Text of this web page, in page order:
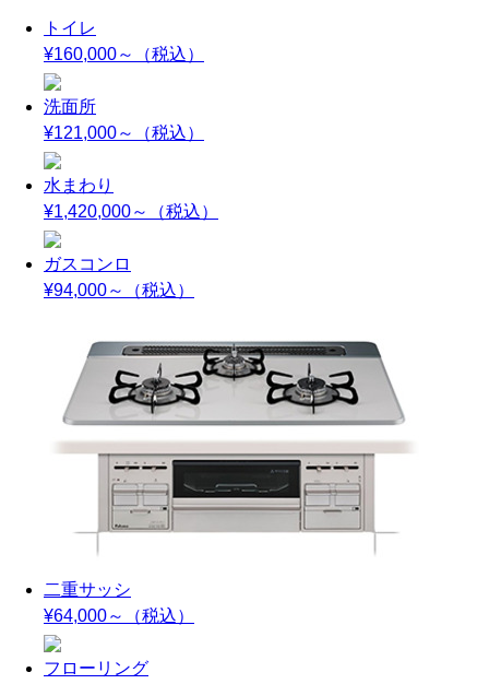
トイレ
¥160,000～
（税込）
洗面所
¥121,000～
（税込）
水まわり
¥1,420,000～
（税込）
ガスコンロ
¥94,000～
（税込）
二重サッシ
¥64,000～
（税込）
フローリング